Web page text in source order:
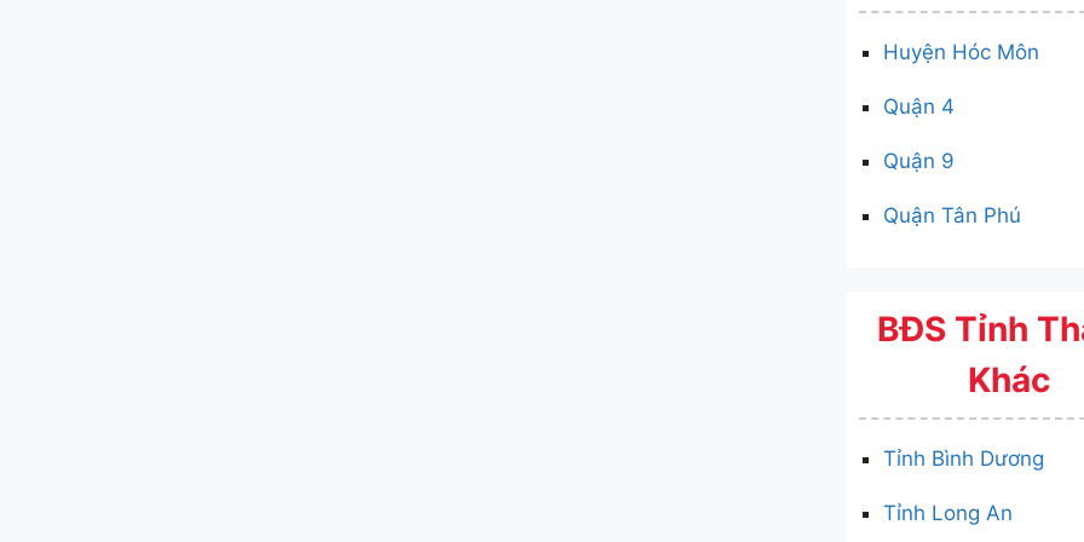
Huyện Hóc Môn
Quận 4
Quận 9
Quận Tân Phú
BĐS Tỉnh
Khác
Tỉnh Bình Dương
Tỉnh Long An